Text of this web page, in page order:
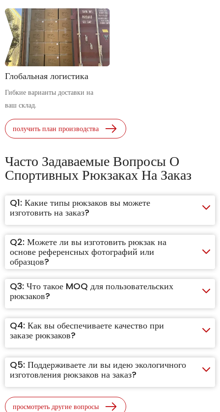
Глобальная логистика
Гибкие варианты доставки на
ваш склад.
получить план производства
Часто Задаваемые Вопросы О
Спортивных Рюкзаках На Заказ
Q1: Какие типы рюкзаков вы можете
изготовить на заказ?
Q2: Можете ли вы изготовить рюкзак на
основе референсных фотографий или
образцов?
Q3: Что такое MOQ для пользовательских
рюкзаков?
Q4: Как вы обеспечиваете качество при
заказе рюкзаков?
Q5: Поддерживаете ли вы идею экологичного
изготовления рюкзаков на заказ?
просмотреть другие вопросы